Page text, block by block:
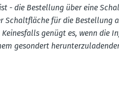
- die Bestellung über eine
Schalt­fläche für die
genügt es, wenn die
gesondert